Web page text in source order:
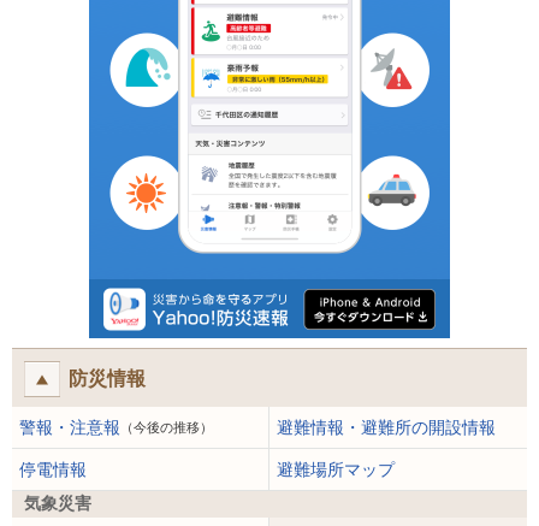
防災情報
警報・注意報 （今後の推移） 避難情報・避難所の開設情報
停電情報
避難場所マップ
気象災害